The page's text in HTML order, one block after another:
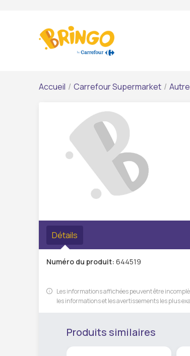
Accueil / Carrefour Supermarket /
Détails
Numéro du produit: 644519
Les informations affichées peuvent être
les informations et les avertissements les plus
Produits similaires